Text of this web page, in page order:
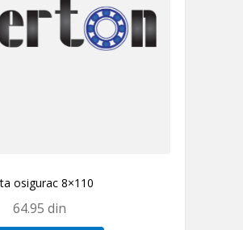
osigurac 8×110
64.95 din